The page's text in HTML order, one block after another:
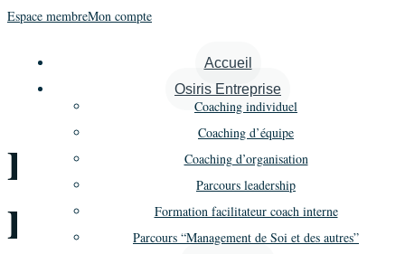
Espace membreMon compte
Accueil
Osiris Entreprise
Coaching individuel
Coaching d’équipe
Coaching d’organisation
Parcours leadership
Formation facilitateur coach interne
Parcours “Management de Soi et des autres”
« Tous les Évènements
Formation CCTI –
Promo 4 Présentiel